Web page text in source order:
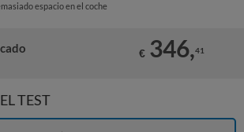
espacio en el coche
€ 346,41
TEST